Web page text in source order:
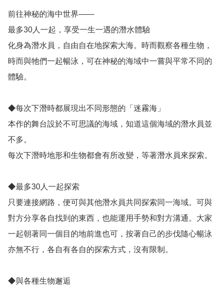
前往神秘的海中世界——
最多30人一起，享受一生一遇的潛水體驗
化身為潛水員，自由自在地探索大海。時而觀察各種生物，
時而與牠們一起暢泳，可在神秘的海域中一嘗與平常不同的
體驗。
◆每次下潛時都展現出不同形態的「迷霧海」
本作的舞台設於不可思議的海域，知道這個海域的潛水員並
不多。
每次下潛時地形和生物都會有所改變，等著潛水員來探索。
◆最多30人一起探索
只要連接網路，便可與其他潛水員共同探索同一海域。可與
對方分享各自找到的東西，也能運用手勢和對方溝通。大家
一起朝著同一個目的地前進也可，按著自己的步伐隨心暢泳
亦無不行，各自有各自的探索方式，沒有限制。
◆與各種生物邂逅